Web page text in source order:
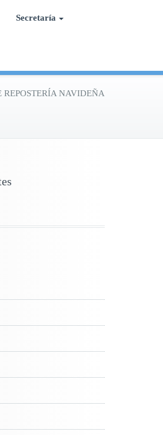
Secretaría
REPOSTERÍA NAVIDEÑA